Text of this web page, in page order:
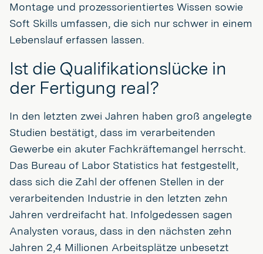
Montage und prozessorientiertes Wissen sowie
Soft Skills umfassen, die sich nur schwer in einem
Lebenslauf erfassen lassen.
Ist die Qualifikationslücke in
der Fertigung real?
In den letzten zwei Jahren haben groß angelegte
Studien bestätigt, dass im verarbeitenden
Gewerbe ein akuter Fachkräftemangel herrscht.
Das Bureau of Labor Statistics hat festgestellt,
dass sich die Zahl der offenen Stellen in der
verarbeitenden Industrie in den letzten zehn
Jahren verdreifacht hat. Infolgedessen sagen
Analysten voraus, dass in den nächsten zehn
Jahren 2,4 Millionen Arbeitsplätze unbesetzt